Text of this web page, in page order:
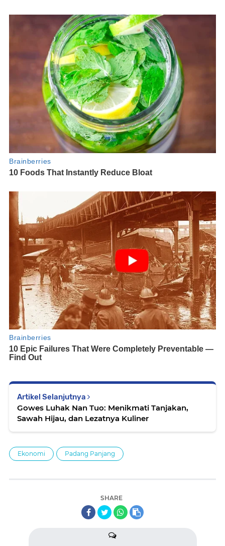
Artikel Selanjutnya
Gowes Luhak Nan Tuo: Menikmati Tanjakan,
Sawah Hijau, dan Lezatnya Kuliner
Ekonomi Padang Panjang
SHARE